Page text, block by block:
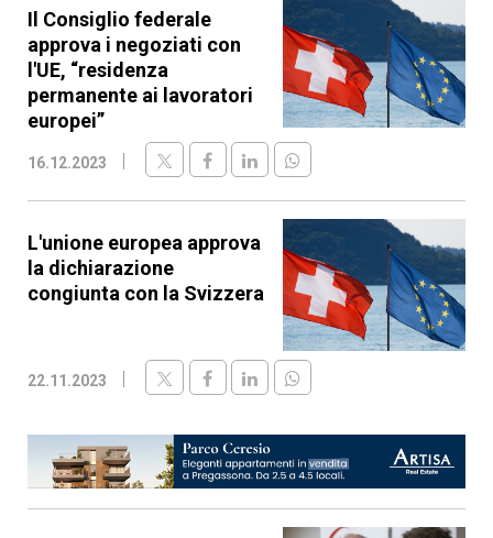
Il Consiglio federale
approva i negoziati con
l'UE, “residenza
permanente ai lavoratori
europei”
16.12.2023
L'unione europea approva
la dichiarazione
congiunta con la Svizzera
22.11.2023